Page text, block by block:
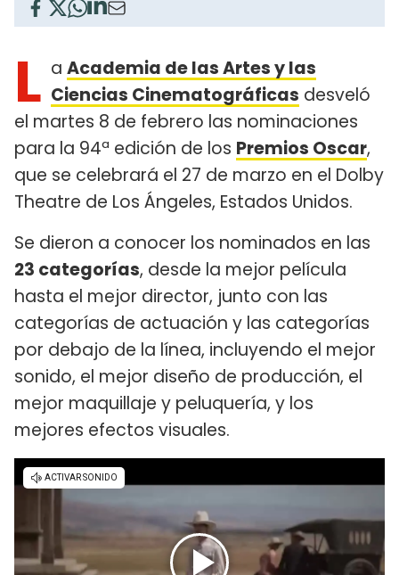
L a Academia de las Artes y las
Ciencias Cinematográficas desveló
el martes 8 de febrero las nominaciones
para la 94ª edición de los Premios Oscar,
que se celebrará el 27 de marzo en el Dolby
Theatre de Los Ángeles, Estados Unidos.
Se dieron a conocer los nominados en las
23 categorías, desde la mejor película
hasta el mejor director, junto con las
categorías de actuación y las categorías
por debajo de la línea, incluyendo el mejor
sonido, el mejor diseño de producción, el
mejor maquillaje y peluquería, y los
mejores efectos visuales.